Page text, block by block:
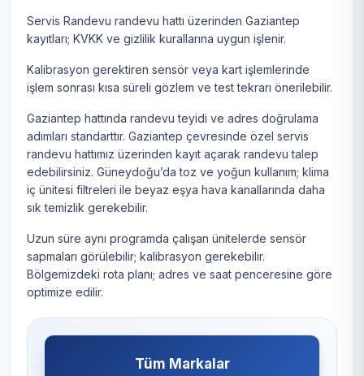
Servis Randevu randevu hattı üzerinden Gaziantep
kayıtları; KVKK ve gizlilik kurallarına uygun işlenir.
Kalibrasyon gerektiren sensör veya kart işlemlerinde
işlem sonrası kısa süreli gözlem ve test tekrarı önerilebilir.
Gaziantep hattında randevu teyidi ve adres doğrulama
adımları standarttır. Gaziantep çevresinde özel servis
randevu hattımız üzerinden kayıt açarak randevu talep
edebilirsiniz. Güneydoğu’da toz ve yoğun kullanım; klima
iç ünitesi filtreleri ile beyaz eşya hava kanallarında daha
sık temizlik gerekebilir.
Uzun süre aynı programda çalışan ünitelerde sensör
sapmaları görülebilir; kalibrasyon gerekebilir.
Bölgemizdeki rota planı; adres ve saat penceresine göre
optimize edilir.
Tüm Markalar